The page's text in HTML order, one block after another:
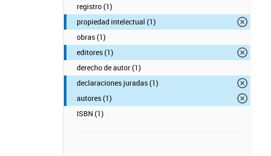
registro (1)
propiedad intelectual (1)
obras (1)
editores (1)
derecho de autor (1)
declaraciones juradas (1)
autores (1)
ISBN (1)